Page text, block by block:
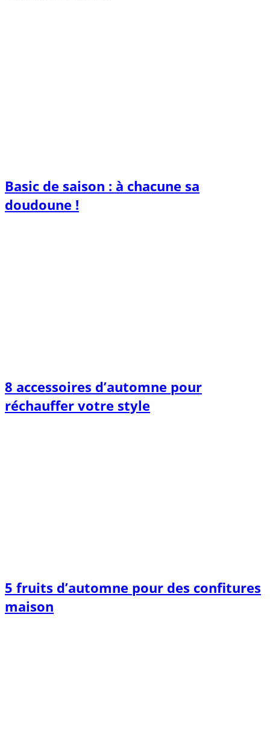
Basic de saison : à chacune sa
doudoune !
8 accessoires d’automne pour
réchauffer votre style
5 fruits d’automne pour des confitures
maison